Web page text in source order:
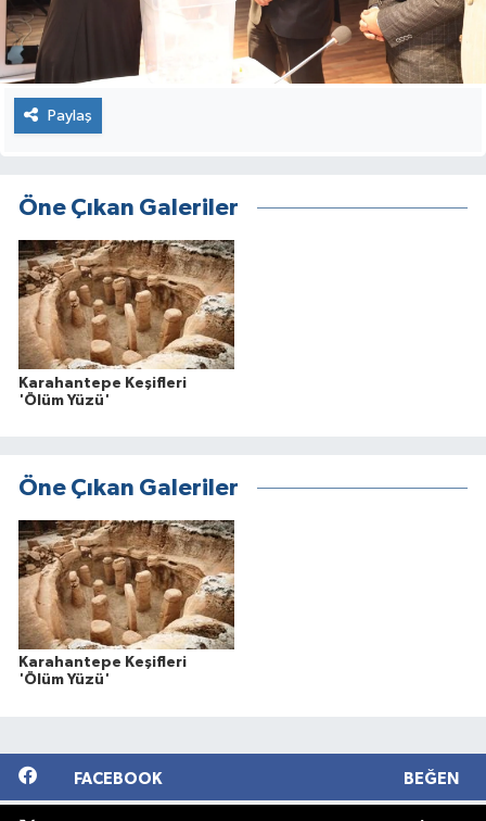
Paylaş
Öne Çıkan Galeriler
Karahantepe Keşifleri
'Ölüm Yüzü'
Öne Çıkan Galeriler
Karahantepe Keşifleri
'Ölüm Yüzü'
FACEBOOK BEĞEN